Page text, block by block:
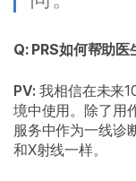
Q: PRS如何帮助医
PV: 我相信在未来
境中使用。除了用
服务中作为一线诊
和X射线一样。